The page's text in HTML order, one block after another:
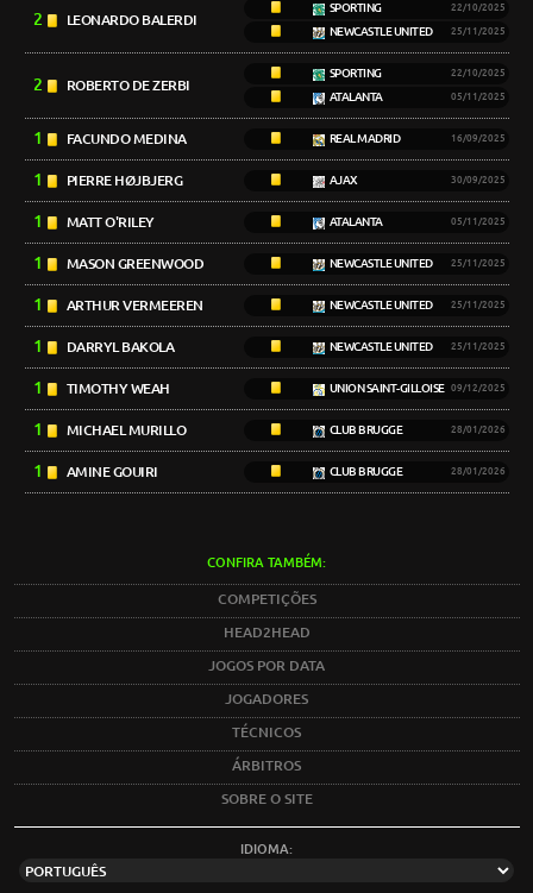
2 LEONARDO BALERDI
SPORTING 22/10/2025
NEWCASTLE UNITED 25/11/2025
2 ROBERTO DE ZERBI
SPORTING 22/10/2025
ATALANTA 05/11/2025
1 FACUNDO MEDINA REAL MADRID 16/09/2025
1 PIERRE HØJBJERG AJAX 30/09/2025
1 MATT O'RILEY ATALANTA 05/11/2025
1 MASON GREENWOOD NEWCASTLE UNITED 25/11/2025
1 ARTHUR VERMEEREN NEWCASTLE UNITED 25/11/2025
1 DARRYL BAKOLA NEWCASTLE UNITED 25/11/2025
1 TIMOTHY WEAH UNION SAINT-GILLOISE 09/12/2025
1 MICHAEL MURILLO CLUB BRUGGE 28/01/2026
1 AMINE GOUIRI CLUB BRUGGE 28/01/2026
CONFIRA TAMBÉM:
COMPETIÇÕES
HEAD2HEAD
JOGOS POR DATA
JOGADORES
TÉCNICOS
ÁRBITROS
SOBRE O SITE
IDIOMA: